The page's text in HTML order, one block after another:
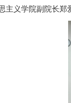
义学院副院长郑